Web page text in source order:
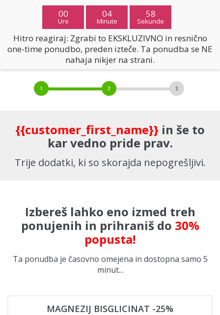
{{customer_first_name}} in še to
kar vedno pride prav.
Trije dodatki, ki so skorajda nepogrešljivi.
Izbereš lahko eno izmed treh
ponujenih in prihraniš do 30%
popusta!
Ta ponudba je časovno omejena in dostopna samo 5
minut...
MAGNEZIJ BISGLICINAT -25%
00
Ure
04
Minute
57
Sekunde
Hitro reagiraj: Zgrabi to EKSKLUZIVNO in resnično
one-time ponudbo, preden izteče. Ta ponudba se NE
nahaja nikjer na strani.